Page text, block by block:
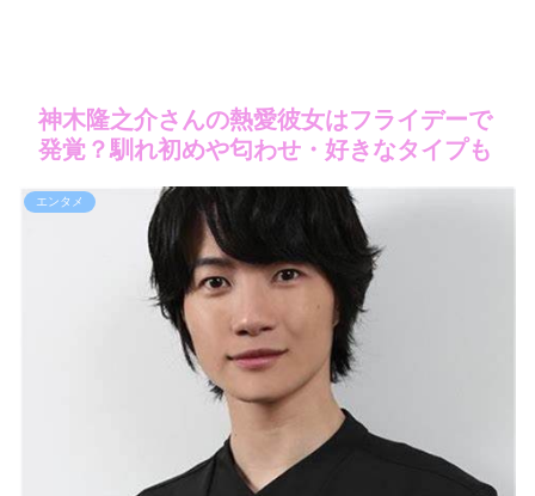
神木隆之介さんの熱愛彼女はフライデーで
発覚？馴れ初めや匂わせ・好きなタイプも
エンタメ